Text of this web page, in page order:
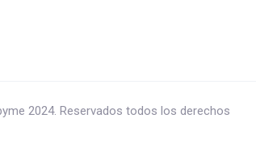
2024. Reservados todos los derechos